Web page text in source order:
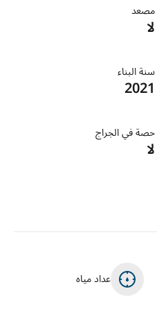
مصعد
لا
سنة البناء
2021
حصة في الجراج
لا
عداد مياه